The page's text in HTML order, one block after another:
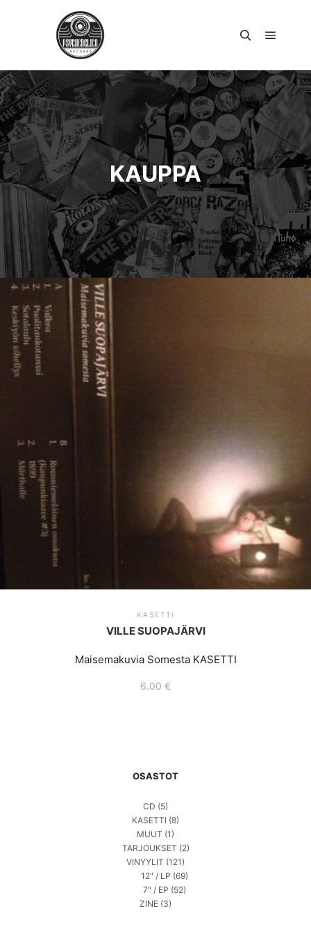
KAUPPA
KASETTI
VILLE SUOPAJÄRVI
Maisemakuvia Somesta KASETTI
6.00 €
OSASTOT
CD (5)
KASETTI (8)
MUUT (1)
TARJOUKSET (2)
VINYYLIT (121)
12" / LP (69)
7" / EP (52)
ZINE (3)